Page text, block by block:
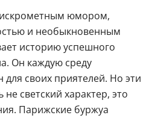
юмором,
и необыкновенным
историю успешного
Он каждую среду
своих приятелей. Но эти
светский характер, это
Парижские буржуа